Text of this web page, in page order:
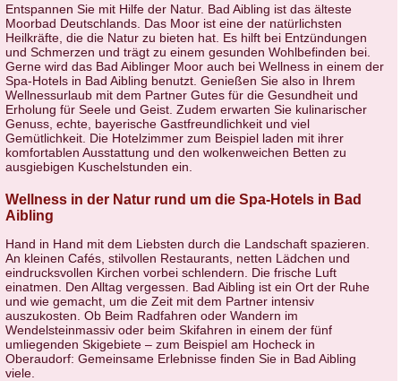
Entspannen Sie mit Hilfe der Natur. Bad Aibling ist das älteste
Moorbad Deutschlands. Das Moor ist eine der natürlichsten
Heilkräfte, die die Natur zu bieten hat. Es hilft bei Entzündungen
und Schmerzen und trägt zu einem gesunden Wohlbefinden bei.
Gerne wird das Bad Aiblinger Moor auch bei Wellness in einem der
Spa-Hotels in Bad Aibling benutzt. Genießen Sie also in Ihrem
Wellnessurlaub mit dem Partner Gutes für die Gesundheit und
Erholung für Seele und Geist. Zudem erwarten Sie kulinarischer
Genuss, echte, bayerische Gastfreundlichkeit und viel
Gemütlichkeit. Die Hotelzimmer zum Beispiel laden mit ihrer
komfortablen Ausstattung und den wolkenweichen Betten zu
ausgiebigen Kuschelstunden ein.
Wellness in der Natur rund um die Spa-Hotels in Bad
Aibling
Hand in Hand mit dem Liebsten durch die Landschaft spazieren.
An kleinen Cafés, stilvollen Restaurants, netten Lädchen und
eindrucksvollen Kirchen vorbei schlendern. Die frische Luft
einatmen. Den Alltag vergessen. Bad Aibling ist ein Ort der Ruhe
und wie gemacht, um die Zeit mit dem Partner intensiv
auszukosten. Ob Beim Radfahren oder Wandern im
Wendelsteinmassiv oder beim Skifahren in einem der fünf
umliegenden Skigebiete – zum Beispiel am Hocheck in
Oberaudorf: Gemeinsame Erlebnisse finden Sie in Bad Aibling
viele.